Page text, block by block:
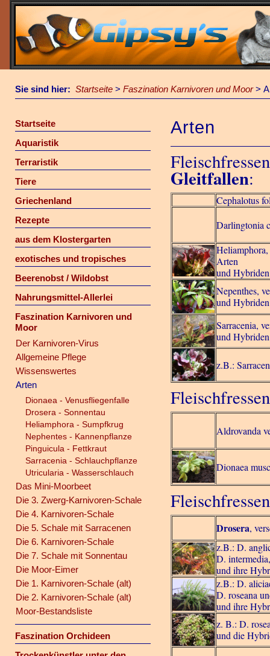
Sie sind hier: Startseite > Faszination Karnivoren und Moor>
Startseite
Aquaristik
Terraristik
Tiere
Griechenland
Rezepte
aus dem Klostergarten
exotisches und tropisches
Beerenobst / Wildobst
Nahrungsmittel-Allerlei
Faszination Karnivoren und
Moor
Der Karnivoren-Virus
Allgemeine Pflege
Wissenswertes
Arten
Dionaea - Venusfliegenfalle
Drosera - Sonnentau
Heliamphora - Sumpfkrug
Nephentes - Kannenpflanze
Pinguicula - Fettkraut
Sarracenia - Schlauchpflanze
Utricularia - Wasserschlauch
Das Mini-Moorbeet
Die 3. Zwerg-Karnivoren-Schale
Die 4. Karnivoren-Schale
Die 5. Schale mit Sarracenen
Die 6. Karnivoren-Schale
Die 7. Schale mit Sonnentau
Die Moor-Eimer
Die 1. Karnivoren-Schale (alt)
Die 2. Karnivoren-Schale (alt)
Moor-Bestandsliste
Faszination Orchideen
Arten
Gleitfallen:
Cephalotus
Darlingtonia
Arten
und Hybriden
Nepenthes,
und Hybriden
Sarracenia,
und Hybriden
z.B.:
Aldrovanda
Dionaea
Drosera,
z.B.: D.
D.
und ihre
z.B.: D.
D. roseana
und ihre
z. B.: D.
und die